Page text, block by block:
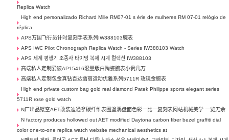
Replica Watch
High end personalizado Richard Mille RM07-01 s érie de mulheres RM 07-01 relógio de
réplica
APS万国飞行员计时复刻手表系列IW388103腕表
APS IWC Pilot Chronograph Replica Watch - Series IW388103 Watch
APS 세계 평행기 조종사 타이밍 복제 시계 컬렉션 IW388103
高端私人定制爱彼AP15416限量版白陶瓷腕表小贵几万
高端私人定制包金真钻百达翡丽运动优雅系列5711R 玫瑰金腕表
High end private custom bag gold real diamond Patek Philippe sports elegant series
5711R rose gold watch
N厂出品镂空AET改装迪通拿碳纤维表圈塗鴉盘面色彩一比一复刻表网站机械美学 一览无余
N factory produces hollowed out AET modified Daytona carbon fiber bezel graffiti dial
color one-to-one replica watch website mechanical aesthetics at